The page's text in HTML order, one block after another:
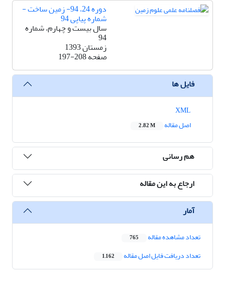
دوره 24، 94- زمین ساخت -
شماره پیاپی 94
سال بیست و چهارم، شماره
94
زمستان 1393
صفحه197-208
فایل ها
اصل مقاله
2.82 M
هم رسانی
ارجاع به این مقاله
آمار
تعداد مشاهده مقاله 765
تعداد دریافت فایل اصل مقاله 1,162